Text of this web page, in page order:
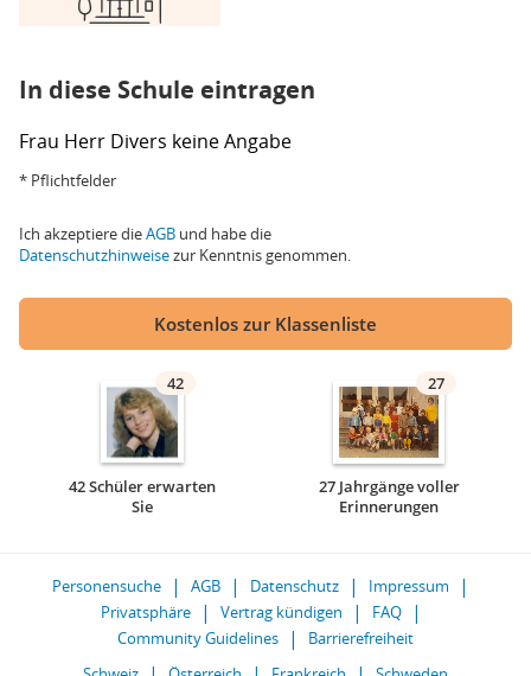
In diese Schule eintragen
Frau Herr Divers keine Angabe
* Pflichtfelder
Ich akzeptiere dieAGB und habe die
Datenschutzhinweisezur Kenntnis genommen.
Kostenlos zur Klassenliste
42
42 Schüler erwarten
Sie
27
27 Jahrgänge voller
Erinnerungen
Personensuche AGB Datenschutz
Impressum
Privatsphäre
Vertrag kündigen
FAQ
Community Guidelines
Barrierefreiheit